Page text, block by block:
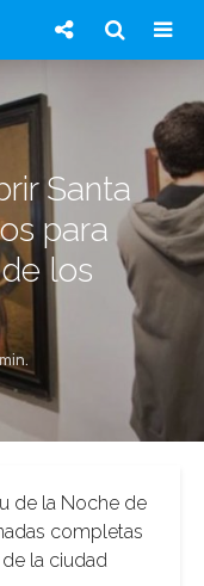
Santa
para
los
de la Noche de
completas
la ciudad